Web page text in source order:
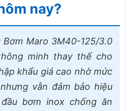
nay?
Bơm Maro 3M40-125/3.0
minh thay thế cho
khẩu giá cao nhờ mức
vẫn đảm bảo hiệu
bơm inox chống ăn